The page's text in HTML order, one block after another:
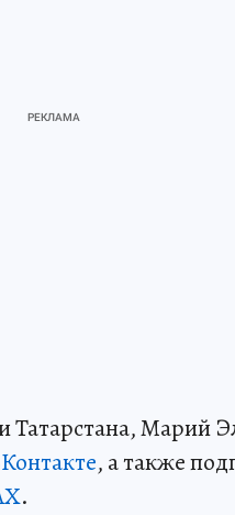
Татарстана, Марий
, а также
.